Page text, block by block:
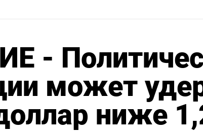
-
может
ниже